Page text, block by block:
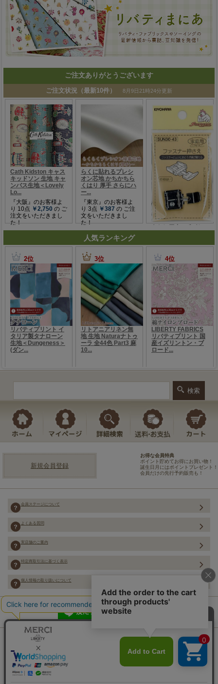
ご注文ありがとうございます
人気ランキング
新規会員登録
お得な会員特典
ポイント貯めてお得にお買い物！
誕生日月にはポイントプレゼント！
会員だけの先行予約販売も！
会員ステージについて
よくある質問
実店舗のご案内
特定商取引法に基づく表示
個人情報の取り扱いについて
Copyright (C) Merci Co.,Ltd. ALL rights reserved.